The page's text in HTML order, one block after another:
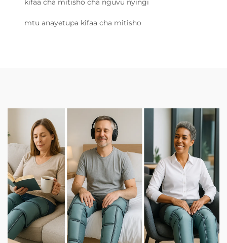
kifaa cha mitisho cha nguvu nyingi
mtu anayetupa kifaa cha mitisho